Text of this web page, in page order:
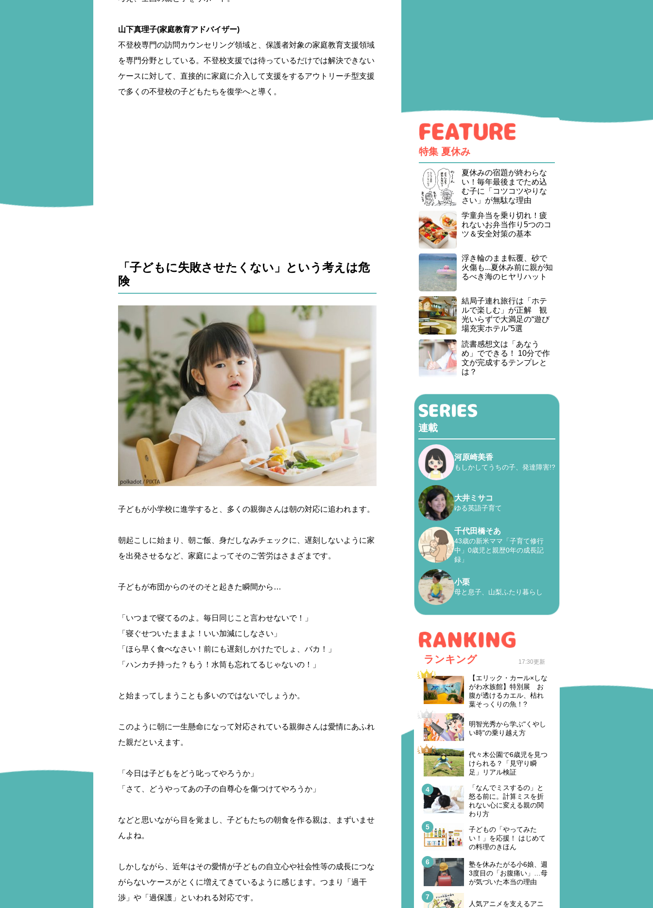
山下真理子(家庭教育アドバイザー)
不登校専門の訪問カウンセリング領域と、保護者対象の家庭教育支援領域
を専門分野としている。不登校支援では待っているだけでは解決できない
ケースに対して、直接的に家庭に介入して支援をするアウトリーチ型支援
で多くの不登校の子どもたちを復学へと導く。
「子どもに失敗させたくない」という考えは危
険
子どもが小学校に進学すると、多くの親御さんは朝の対応に追われます。
朝起こしに始まり、朝ご飯、身だしなみチェックに、遅刻しないように家
を出発させるなど、家庭によってそのご苦労はさまざまです。
子どもが布団からのそのそと起きた瞬間から…
「いつまで寝てるのよ。毎日同じこと言わせないで！」
「寝ぐせついたままよ！いい加減にしなさい」
「ほら早く食べなさい！前にも遅刻しかけたでしょ、バカ！」
「ハンカチ持った？もう！水筒も忘れてるじゃないの！」
と始まってしまうことも多いのではないでしょうか。
このように朝に一生懸命になって対応されている親御さんは愛情にあふれ
た親だといえます。
「今日は子どもをどう叱ってやろうか」
「さて、どうやってあの子の自尊心を傷つけてやろうか」
などと思いながら目を覚まし、子どもたちの朝食を作る親は、まずいませ
んよね。
しかしながら、近年はその愛情が子どもの自立心や社会性等の成長につな
がらないケースがとくに増えてきているように感じます。つまり「過干
渉」や「過保護」といわれる対応です。
特集 夏休み
夏休みの宿題が終わらな
い！毎年最後までため込
む子に「コツコツやりな
さい」が無駄な理由
学童弁当を乗り切れ！疲
れないお弁当作り5つのコ
ツ＆安全対策の基本
浮き輪のまま転覆、砂で
火傷も...夏休み前に親が知
るべき海のヒヤリハット
結局子連れ旅行は「ホテ
ルで楽しむ」が正解 観
光いらずで大満足の“遊び
場充実ホテル”5選
読書感想文は「あなう
め」でできる！ 10分で作
文が完成するテンプレと
は？
連載
河原崎美香
もしかしてうちの子、発達障害!?
大井ミサコ
ゆる英語子育て
千代田橋そあ
43歳の新米ママ「子育て修行
中」0歳児と親歴0年の成長記
録」
小栗
母と息子、山梨ふたり暮らし
ランキング 17:30更新
【エリック・カール×しな
がわ水族館】特別展 お
腹が透けるカエル、枯れ
葉そっくりの魚！?
明智光秀から学ぶ"くやし
い時"の乗り越え方
代々木公園で6歳児を見つ
けられる？「見守り瞬
足」リアル検証
「なんでミスするの」と
怒る前に。計算ミスを折
れない心に変える親の関
わり方
子どもの「やってみた
い！」を応援！ はじめて
の料理のきほん
塾を休みたがる小6娘、週
3度目の「お腹痛い」…母
が気づいた本当の理由
人気アニメを支えるアニ